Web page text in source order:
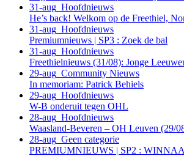
31-aug Hoofdnieuws
He’s back! Welkom op de Freethiel,
31-aug Hoofdnieuws
Premiumnieuws | SP3 : Zoek de bal
31-aug Hoofdnieuws
Freethielnieuws (31/08): Jonge
29-aug Community Nieuws
In memoriam: Patrick Behiels
29-aug Hoofdnieuws
W-B onderuit tegen OHL
28-aug Hoofdnieuws
Waasland-Beveren – OH Leuven (29/
28-aug Geen categorie
PREMIUMNIEUWS | SP2 :